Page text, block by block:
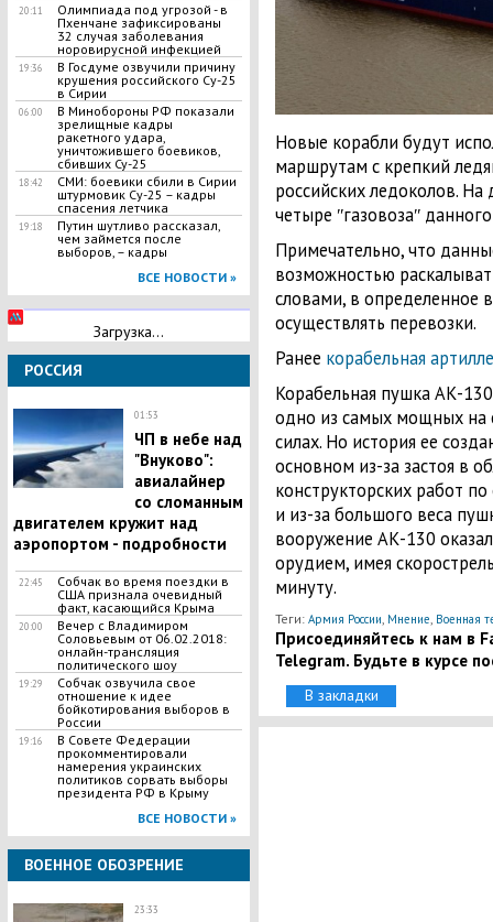
20:11
Олимпиада под угрозой - в
Пхенчане зафиксированы
32 случая заболевания
норовирусной инфекцией
19:36
В Госдуме озвучили причину
крушения российского Су-25
в Сирии
06:00
B Mинобopoны РФ показали
зрелищные кадры
ракетного удара,
уничтожившего боевиков,
сбивших Cy-25
18:42
СМИ: боевики сбили в Сирии
штурмовик Су-25 – кадры
спасения летчика
19:18
Путин шутливо рассказал,
чем займется после
выборов, – кадры
ВСЕ НОВОСТИ »
Загрузка...
РОССИЯ
01:53
ЧП в небе над
"Внуково":
авиалайнер
со сломанным
двигателем кружит над
аэропортом - подробности
22:45
Собчак во время поездки в
США признала очевидный
факт, касающийся Крыма
20:00
Вечер с Владимиром
Соловьевым от 06.02.2018:
онлайн-трансляция
политического шоу
19:29
Собчак озвучила свое
отношение к идее
бойкотирования выборов в
России
19:16
В Совете Федерации
прокомментировали
намерения украинских
политиков сорвать выборы
президента РФ в Крыму
ВСЕ НОВОСТИ »
ВОЕННОЕ ОБОЗРЕНИЕ
23:33
Новые корабли будут
маршрутам с крепкий
российских ледоколов.
четыре ʺгазовозаʺ данного
Примечательно, что
возможностью
словами, в определенное
осуществлять перевозки.
Ранее корабельная
Корабельная пушка АК-
одно из самых мощных на
силах. Но история ее
основном из-за застоя в
конструкторских работ
и из-за большого веса
вооружение АК-130
орудием, имея
минуту.
Теги: Армия России Мнение Военная
Присоединяйтесь к нам в
Telegram. Будьте в курсе
В закладки